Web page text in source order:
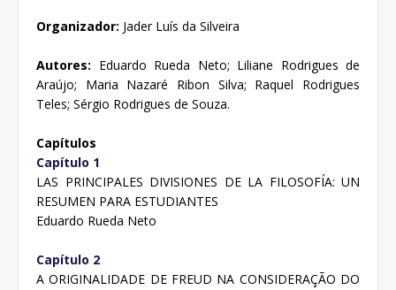
Organizador: Jader Luís da Silveira
Autores: Eduardo Rueda Neto; Liliane Rodrigues de
Araújo; Maria Nazaré Ribon Silva; Raquel Rodrigues
Teles; Sérgio Rodrigues de Souza.
Capítulos
Capítulo 1
LAS PRINCIPALES DIVISIONES DE LA FILOSOFÍA: UN
RESUMEN PARA ESTUDIANTES
Eduardo Rueda Neto
Capítulo 2
A ORIGINALIDADE DE FREUD NA CONSIDERAÇÃO DO